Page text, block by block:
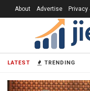
LATEST TRENDING
About Advertise Privacy